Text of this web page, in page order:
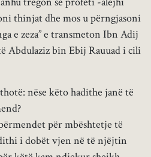
thinjat dhe mos u përngjasoni
e zeza” e transmeton Ibn Adij
Abdulaziz bin Ebij Rauuad i cili
nëse këto hadithe janë të
për mbështetje të
i dobët vjen në të njëjtin